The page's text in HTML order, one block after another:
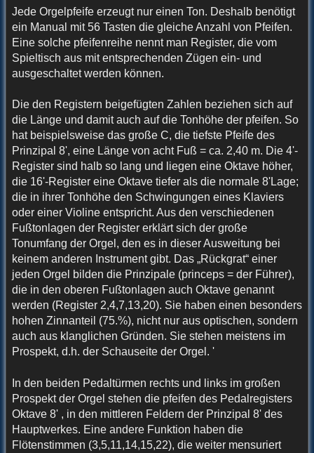
Jede Orgelpfeife erzeugt nur einen Ton. Deshalb benötigt
ein Manual mit 56 Tasten die gleiche Anzahl von Pfeifen.
Eine solche pfeifenreihe nennt man Register, die vom
Spieltisch aus mit entsprechenden Zügen ein- und
ausgeschaltet werden können.
Die den Registern beigefügten Zahlen beziehen sich auf
die Länge und damit auch auf die Tonhöhe der pfeifen. So
hat beispielsweise das große C, die tiefste Pfeife des
Prinzipal 8', eine Länge von acht Fuß = ca. 2,40 m. Die 4'-
Register sind halb so lang und liegen eine Oktave höher,
die 16'-Register eine Oktave tiefer als die normale 8'Lage;
die in ihrer Tonhöhe den Schwingungen eines Klaviers
oder einer Violine entspricht. Aus den verschiedenen
Fußtonlagen der Register erklärt sich der große
Tonumfang der Orgel, den es in dieser Ausweitung bei
keinem anderen Instrument gibt. Das „Rückgrat“ einer
jeden Orgel bilden die Prinzipale (princeps = der Führer),
die in den oberen Fußtonlagen auch Oktave genannt
werden (Register 2,4,7,13,20). Sie haben einen besonders
hohen Zinnanteil (75.%), nicht nur aus optischen, sondern
auch aus klanglichen Gründen. Sie stehen meistens im
Prospekt, d.h. der Schauseite der Orgel. '
In den beiden Pedaltürmen rechts und links im großen
Prospekt der Orgel stehen die pfeifen des Pedalregisters
Oktave 8' , in den mittleren Feldern der Prinzipal 8' des
Hauptwerkes. Eine andere Funktion haben die
Flötenstimmen (3,5,11,14,15,22), die weiter mensuriert